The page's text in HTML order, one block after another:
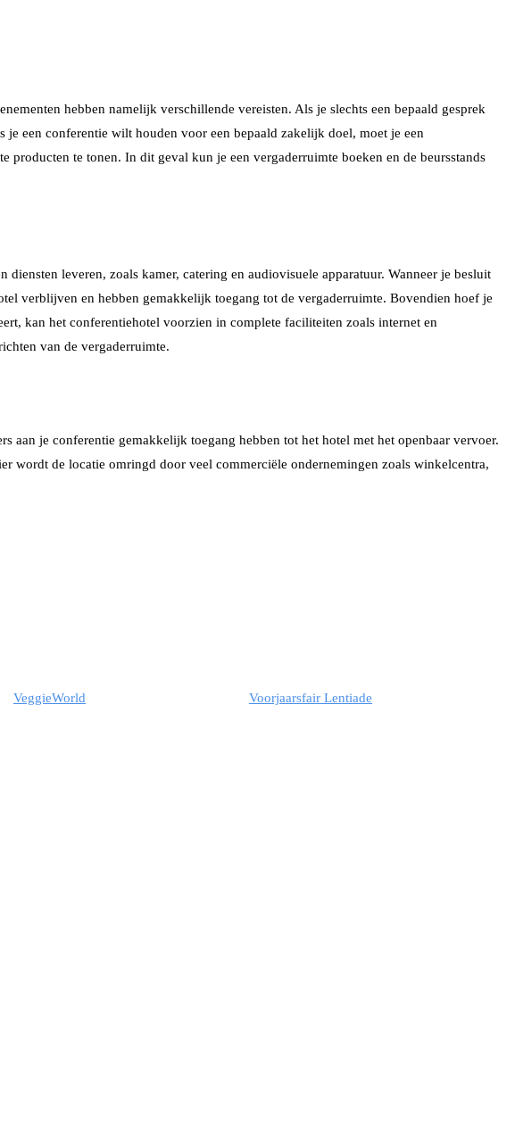
hebben namelijk verschillende vereisten. Als je slechts een bepaald gesprek
een conferentie wilt houden voor een bepaald zakelijk doel, moet je een
te tonen. In dit geval kun je een vergaderruimte boeken en de beursstands
leveren, zoals kamer, catering en audiovisuele apparatuur. Wanneer je besluit
verblijven en hebben gemakkelijk toegang tot de vergaderruimte. Bovendien hoef je
kan het conferentiehotel voorzien in complete faciliteiten zoals internet en
van de vergaderruimte.
aan je conferentie gemakkelijk toegang hebben tot het hotel met het openbaar vervoer.
wordt de locatie omringd door veel commerciële ondernemingen zoals winkelcentra,
VeggieWorld
Voorjaarsfair Lentiade